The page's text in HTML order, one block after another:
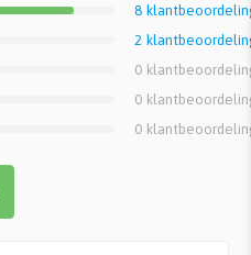
8
2
0
0
0